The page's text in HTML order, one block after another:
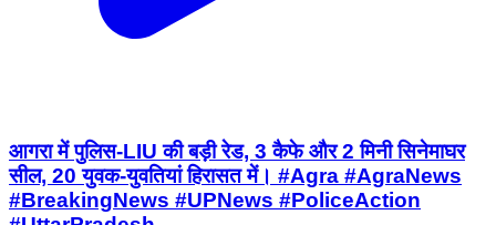
आगरा में पुलिस-LIU की बड़ी रेड, 3 कैफे और 2 मिनी सिनेमाघर
सील, 20 युवक-युवतियां हिरासत में। #Agra #AgraNews
#BreakingNews #UPNews #PoliceAction